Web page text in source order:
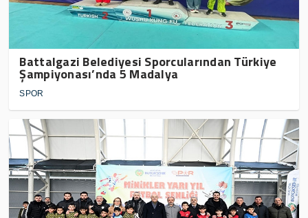
Battalgazi Belediyesi Sporcularından Türkiye
Şampiyonası’nda 5 Madalya
SPOR